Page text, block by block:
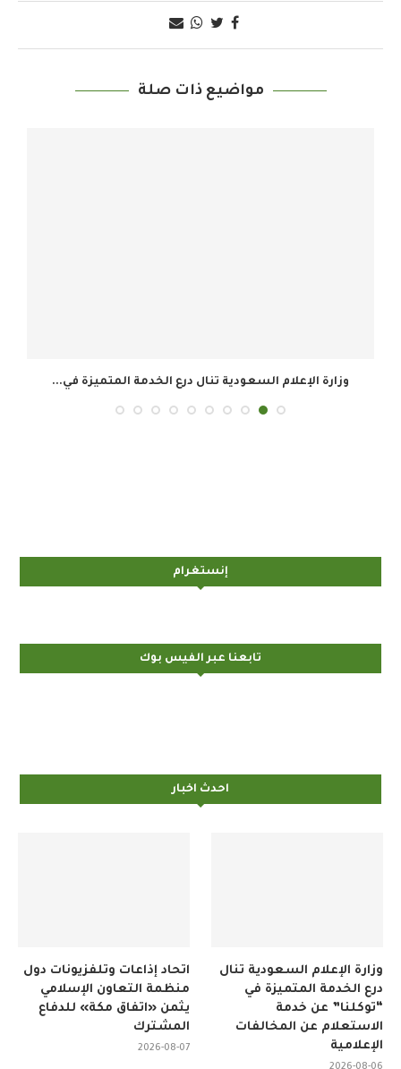
مواضيع ذات صلة
وزارة الإعلام السعودية تنال درع الخدمة المتميزة في...
إنستغرام
تابعنا عبر الفيس بوك
احدث اخبار
اتحاد إذاعات وتلفزيونات دول
منظمة التعاون الإسلامي
يثمن «اتفاق مكة» للدفاع
المشترك
2026-08-07
وزارة الإعلام السعودية تنال
درع الخدمة المتميزة في
“توكلنا” عن خدمة
الاستعلام عن المخالفات
الإعلامية